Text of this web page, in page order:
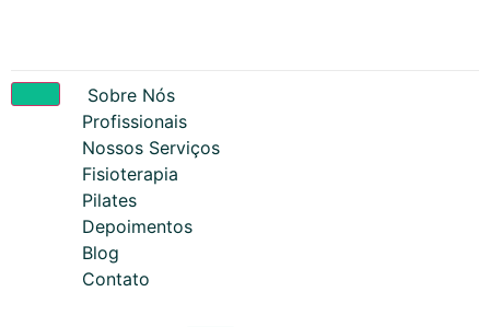
Sobre Nós
Profissionais
Nossos Serviços
Fisioterapia
Pilates
Depoimentos
Blog
Contato